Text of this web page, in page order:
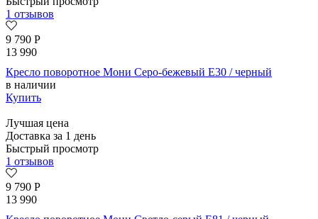
1 отзывов
9 790 Р
13 990
Кресло поворотное Мони Серо-бежевый E30 / черный
в наличии
Купить
Лучшая цена
Доставка за 1 день
Быстрый просмотр
1 отзывов
9 790 Р
13 990